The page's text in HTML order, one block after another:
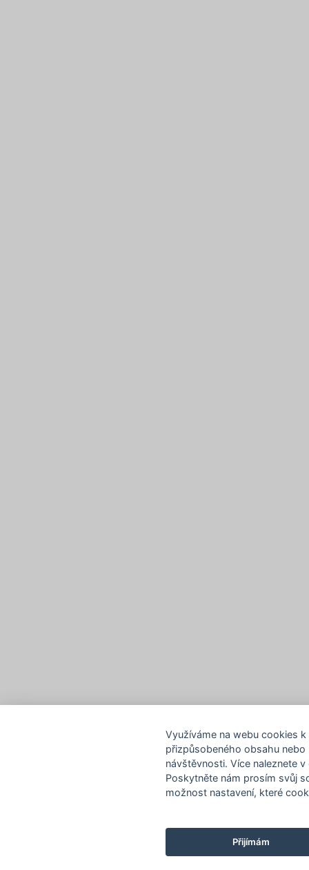
Využíváme na webu cookies
přizpůsobeného obsahu nebo
návštěvnosti. Více naleznete
Poskytněte nám prosím svůj
možnost nastavení, které
Přijímám